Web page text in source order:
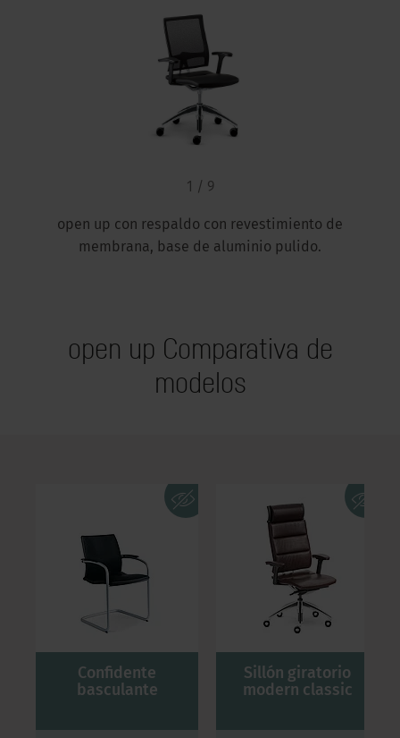
open up con respaldo con revestimiento de
membrana, base de aluminio pulido.
1 / 9
open up Comparativa de
modelos
Confidente
basculante
Sillón giratorio
modern classic